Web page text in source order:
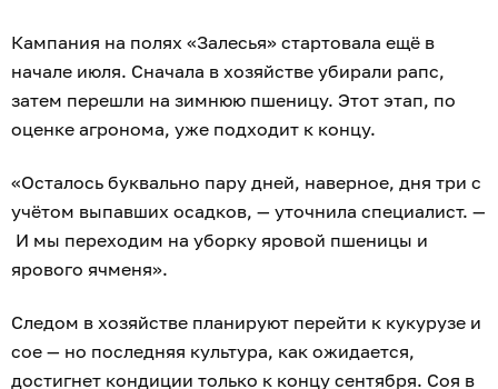
Кампания на полях «Залесья» стартовала ещё в
начале июля. Сначала в хозяйстве убирали рапс,
затем перешли на зимнюю пшеницу. Этот этап, по
оценке агронома, уже подходит к концу.
«Осталось буквально пару дней, наверное, дня три с
учётом выпавших осадков, — уточнила специалист. —
И мы переходим на уборку яровой пшеницы и
ярового ячменя».
Следом в хозяйстве планируют перейти к кукурузе и
сое — но последняя культура, как ожидается,
достигнет кондиции только к концу сентября. Соя в